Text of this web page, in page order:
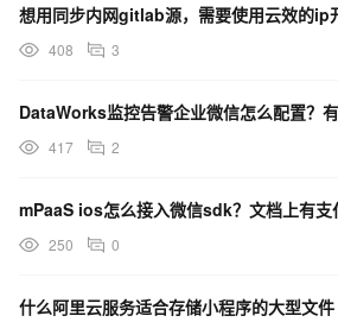
408 3
DataWorks监控告警企业微信怎么配置？
417 2
250 0